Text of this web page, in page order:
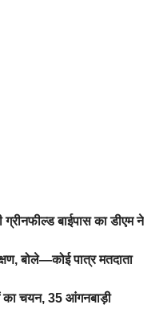
ग्रीनफील्ड बाईपास का डीएम ने
बोले—कोई पात्र मतदाता
का चयन, 35 आंगनबाड़ी